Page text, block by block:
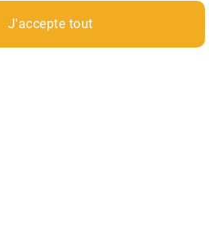
de 8h00 à 17h00
J'accepte tout